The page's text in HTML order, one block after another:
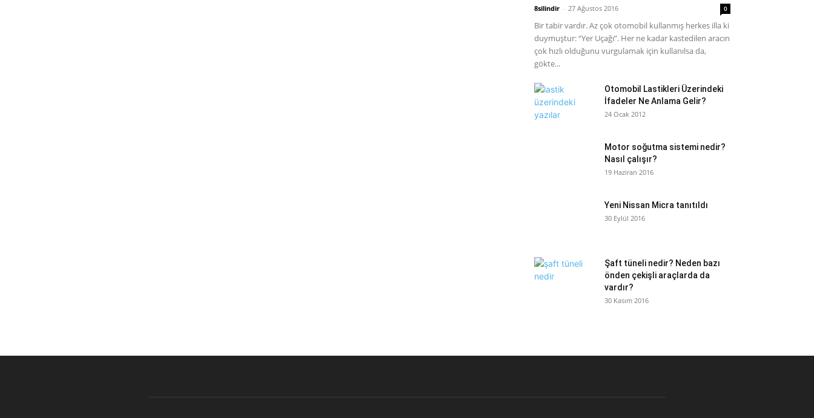
8silindir - 27 Ağustos 2016 0
Bir tabir vardır. Az çok otomobil kullanmış herkes illa ki
duymuştur: “Yer Uçağı”. Her ne kadar kastedilen aracın
çok hızlı olduğunu vurgulamak için kullanılsa da,
gökte...
Otomobil Lastikleri Üzerindeki
İfadeler Ne Anlama Gelir?
24 Ocak 2012
Motor soğutma sistemi nedir?
Nasıl çalışır?
19 Haziran 2016
Yeni Nissan Micra tanıtıldı
30 Eylül 2016
Şaft tüneli nedir? Neden bazı
önden çekişli araçlarda da
vardır?
30 Kasım 2016